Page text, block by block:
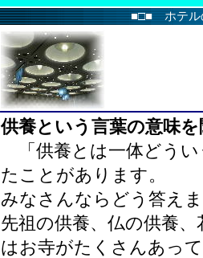
■□■ ホテル
供養という言葉の意味
「供養とは一体どうい
たことがあります。
みなさんならどう答え
先祖の供養、仏の供養
はお寺がたくさんあっ